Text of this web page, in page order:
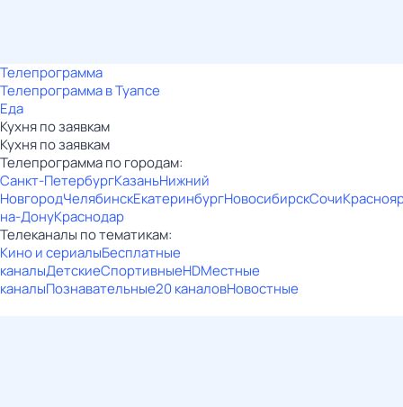
Телепрограмма
Телепрограмма в Туапсе
Еда
Кухня по заявкам
Кухня по заявкам
Телепрограмма по городам:
Санкт-ПетербургКазаньНижний
НовгородЧелябинскЕкатеринбургНовосибирскСочи
на-ДонуКраснодар
Телеканалы по тематикам:
Кино и сериалыБесплатные
каналыДетскиеСпортивныеHDМестные
каналыПознавательные20 каналовНовостные